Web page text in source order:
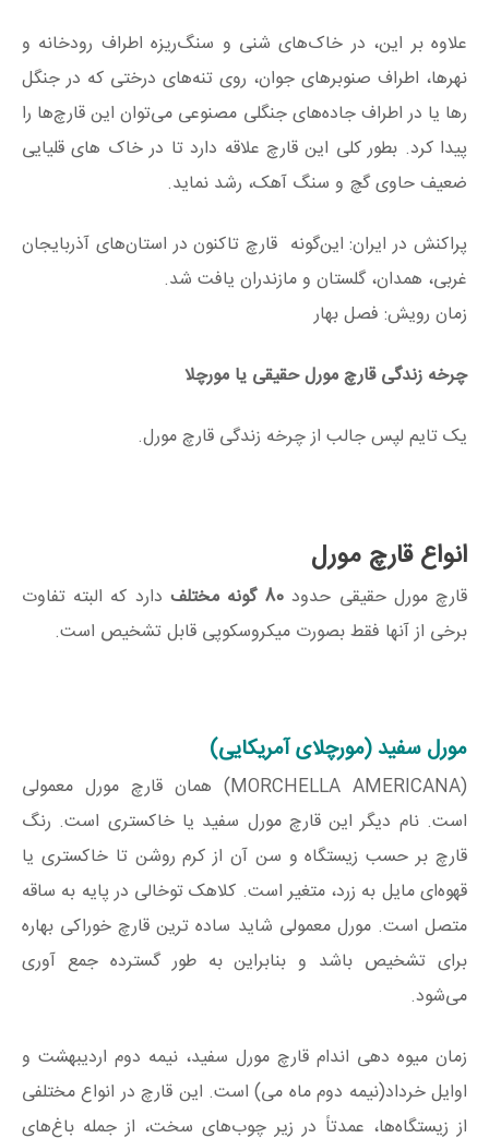
علاوه بر این، در خاک‌های شنی و سنگ‌ریزه اطراف رودخانه و
نهرها، اطراف صنوبرهای جوان، روی تنه‌های درختی که در جنگل
رها یا در اطراف جاده‌های جنگلی مصنوعی می‌توان این قارچ‌ها را
پیدا کرد. بطور کلی این قارچ علاقه دارد تا در خاک های قلیایی
ضعیف حاوی گچ و سنگ آهک، رشد نماید.
پراکنش در ایران: این‌گونه قارچ تاکنون در استان‌های آذربایجان
غربی، همدان، گلستان و مازندران یافت شد.
زمان رویش: فصل بهار
چرخه زندگی قارچ مورل حقیقی یا مورچلا
یک تایم لپس جالب از چرخه زندگی قارچ مورل.
انواع قارچ مورل
قارچ مورل حقیقی حدود 80 گونه مختلف دارد که البته تفاوت
برخی از آنها فقط بصورت میکروسکوپی قابل تشخیص است.
مورل سفید (مورچلای آمریکایی)
(MORCHELLA AMERICANA) همان قارچ مورل معمولی
است. نام دیگر این قارچ مورل سفید یا خاکستری است. رنگ
قارچ بر حسب زیستگاه و سن آن از کرم روشن تا خاکستری یا
قهوه‌ای مایل به زرد، متغیر است. کلاهک توخالی در پایه به ساقه
متصل است. مورل معمولی شاید ساده ترین قارچ خوراکی بهاره
برای تشخیص باشد و بنابراین به طور گسترده جمع آوری
می‌شود.
زمان میوه دهی اندام قارچ مورل سفید، نیمه دوم اردیبهشت و
اوایل خرداد(نیمه دوم ماه می) است. این قارچ در انواع مختلفی
از زیستگاه‌ها، عمدتاً در زیر چوب‌های سخت، از جمله باغ‌های